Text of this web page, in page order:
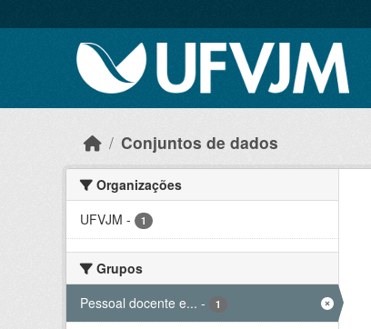
Conjuntos de dados
Organizações
UFVJM - 1
Grupos
Pessoal docente e... - 1